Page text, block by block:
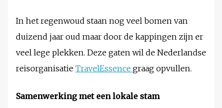
In het regenwoud staan nog veel bomen van
duizend jaar oud maar door de kappingen zijn er
veel lege plekken. Deze gaten wil de Nederlandse
reisorganisatie TravelEssence graag opvullen.
Samenwerking met een lokale stam